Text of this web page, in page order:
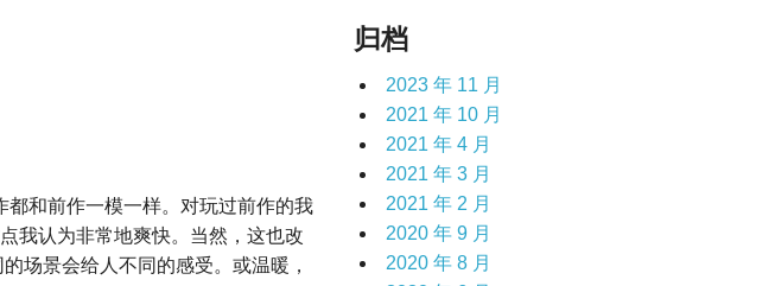
和前作一模一样。对玩过前作的我
我认为非常地爽快。当然，这也改
场景会给人不同的感受。或温暖，
归档
2023 年 11 月
2021 年 10 月
2021 年 4 月
2021 年 3 月
2021 年 2 月
2020 年 9 月
2020 年 8 月